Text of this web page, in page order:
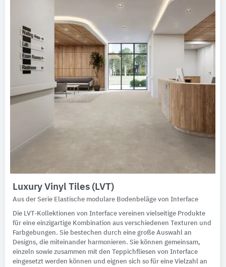
Luxury Vinyl Tiles (LVT)
Aus der Serie Elastische modulare Bodenbeläge von Interface
Die LVT-Kollektionen von Interface vereinen vielseitige Produkte
für eine einzigartige Kombination aus verschiedenen Texturen und
Farbgebungen. Sie bestechen durch eine große Auswahl an
Designs, die miteinander harmonieren. Sie können gemeinsam,
einzeln sowie zusammen mit den Teppichfliesen von Interface
eingesetzt werden können und eignen sich so für eine Vielzahl an